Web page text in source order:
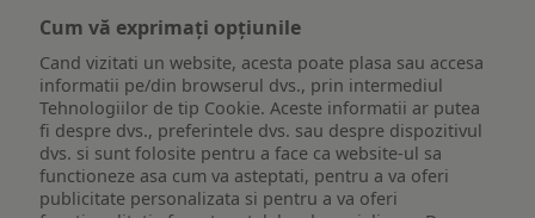
Cum vă exprimați opțiunile
Cand vizitati un website, acesta poate plasa sau accesa
informatii pe/din browserul dvs., prin intermediul
Tehnologiilor de tip Cookie. Aceste informatii ar putea
fi despre dvs., preferintele dvs. sau despre dispozitivul
dvs. si sunt folosite pentru a face ca website-ul sa
functioneze asa cum va asteptati, pentru a va oferi
publicitate personalizata si pentru a va oferi